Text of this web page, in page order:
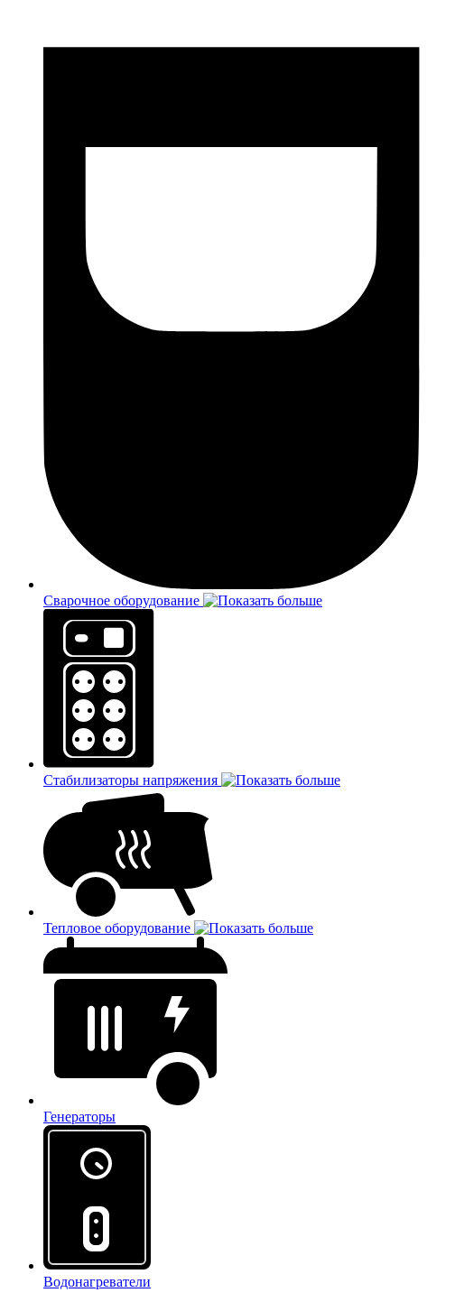
Сварочное оборудование
Стабилизаторы напряжения
Тепловое оборудование
Генераторы
Водонагреватели